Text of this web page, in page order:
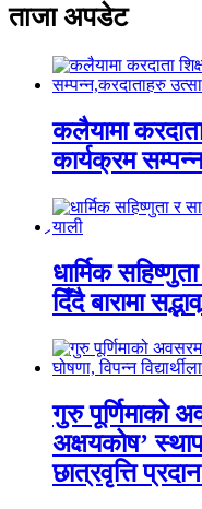
ताजा अपडेट
कलैयामा
कार्यक्रम
धार्मिक
दिँदै बारामा
गुरु पूर्णिमाको
अक्षयकोष’
छात्रवृत्ति